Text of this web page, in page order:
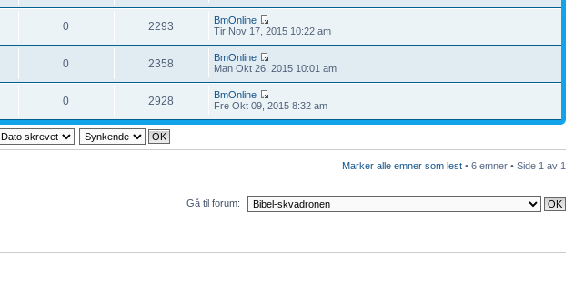
0 2293
BmOnline
Tir Nov 17, 2015 10:22 am
0 2358
BmOnline
Man Okt 26, 2015 10:01 am
0 2928
BmOnline
Fre Okt 09, 2015 8:32 am
Marker alle emner som lest • 6 emner • Side 1 av 1
Gå til forum: